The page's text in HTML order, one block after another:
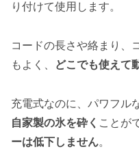
り付けて使用します。
コードの長さや絡まり、
もよく、
どこでも使えて
充電式なのに、パワフル
自家製の氷を砕く ことが
ーは低下しません。